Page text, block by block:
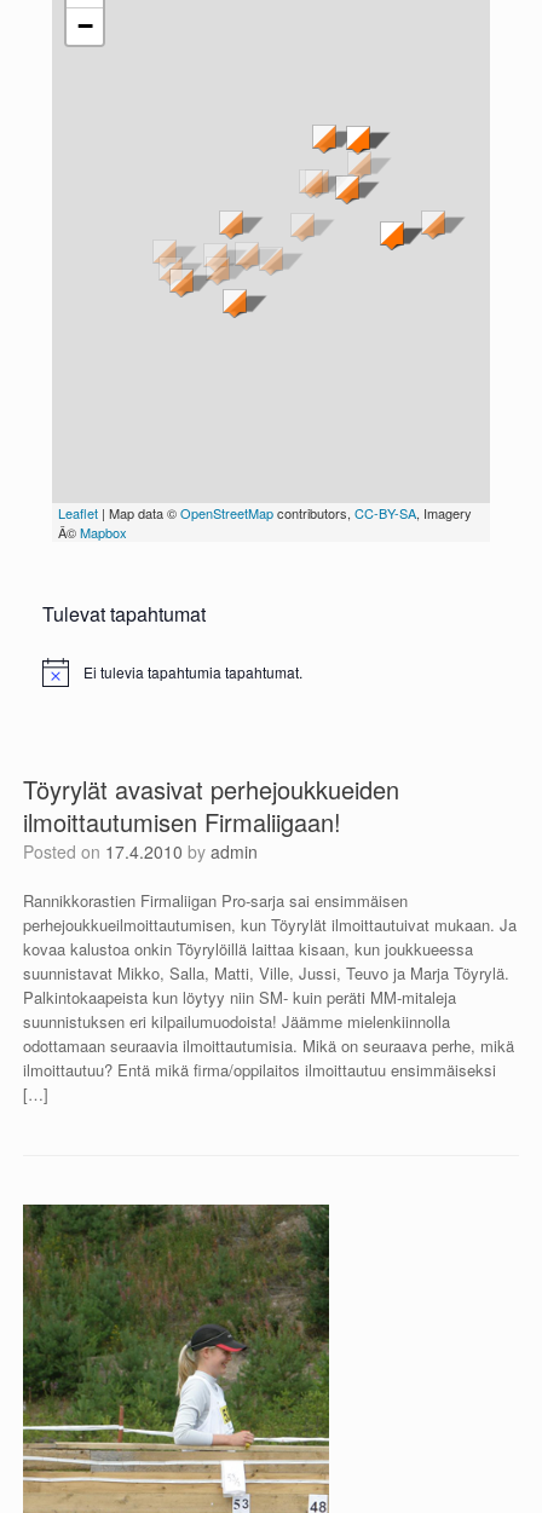
Tulevat tapahtumat
N
Ei tulevia tapahtumia tapahtumat.
Töyrylät avasivat perhejoukkueiden
ilmoittautumisen Firmaliigaan!
Posted on 17.4.2010 by admin
Rannikkorastien Firmaliigan Pro-sarja sai ensimmäisen
perhejoukkueilmoittautumisen, kun Töyrylät ilmoittautuivat mukaan. Ja
kovaa kalustoa onkin Töyrylöillä laittaa kisaan, kun joukkueessa
suunnistavat Mikko, Salla, Matti, Ville, Jussi, Teuvo ja Marja Töyrylä.
Palkintokaapeista kun löytyy niin SM- kuin peräti MM-mitaleja
suunnistuksen eri kilpailumuodoista! Jäämme mielenkiinnolla
odottamaan seuraavia ilmoittautumisia. Mikä on seuraava perhe, mikä
ilmoittautuu? Entä mikä firma/oppilaitos ilmoittautuu ensimmäiseksi
[…]